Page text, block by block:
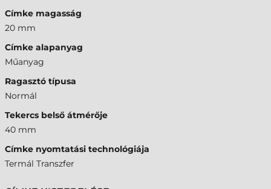
Címke magasság
20 mm
Címke alapanyag
Műanyag
Ragasztó típusa
Normál
Tekercs belső átmérője
40 mm
Címke nyomtatási technológiája
Termál Transzfer